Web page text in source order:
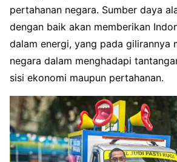
pertahanan negara. Sumber daya
dengan baik akan memberikan
dalam energi, yang pada gilirannya
negara dalam menghadapi
sisi ekonomi maupun pertahanan.